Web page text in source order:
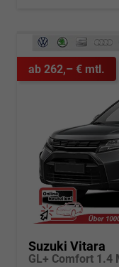
ab 262,– € mtl.
Suzuki Vitara